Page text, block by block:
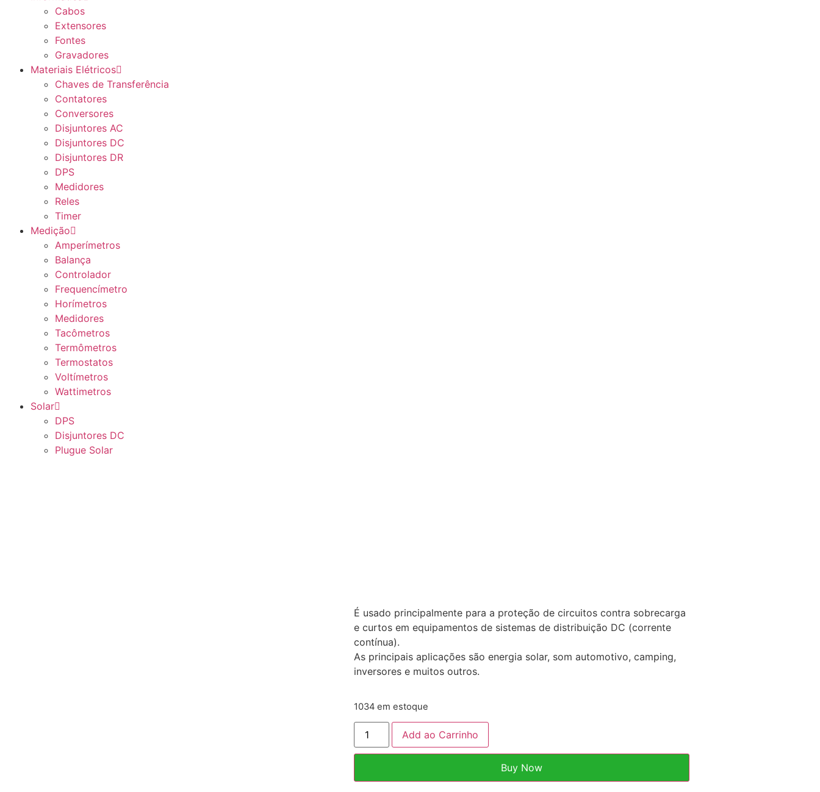
Cabos
Extensores
Fontes
Gravadores
Materiais Elétricos
Chaves de Transferência
Contatores
Conversores
Disjuntores AC
Disjuntores DC
Disjuntores DR
DPS
Medidores
Reles
Timer
Medição
Amperímetros
Balança
Controlador
Frequencímetro
Horímetros
Medidores
Tacômetros
Termômetros
Termostatos
Voltímetros
Wattimetros
Solar
DPS
Disjuntores DC
Plugue Solar
É usado principalmente para a proteção de circuitos contra sobrecarga
e curtos em equipamentos de sistemas de distribuição DC (corrente
contínua).
As principais aplicações são energia solar, som automotivo, camping,
inversores e muitos outros.
1034 em estoque
Add ao Carrinho
Buy Now